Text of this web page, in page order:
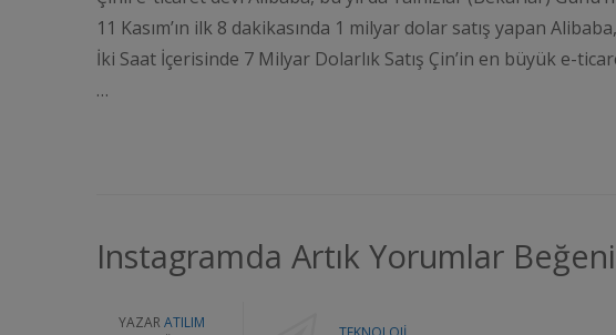
11 Kasım’ın ilk 8 dakikasında 1 milyar dolar satış yapan
İki Saat İçerisinde 7 Milyar Dolarlık Satış Çin’in en büyük e-
…
Instagramda Artık Yorumlar
YAZAR ATILIM